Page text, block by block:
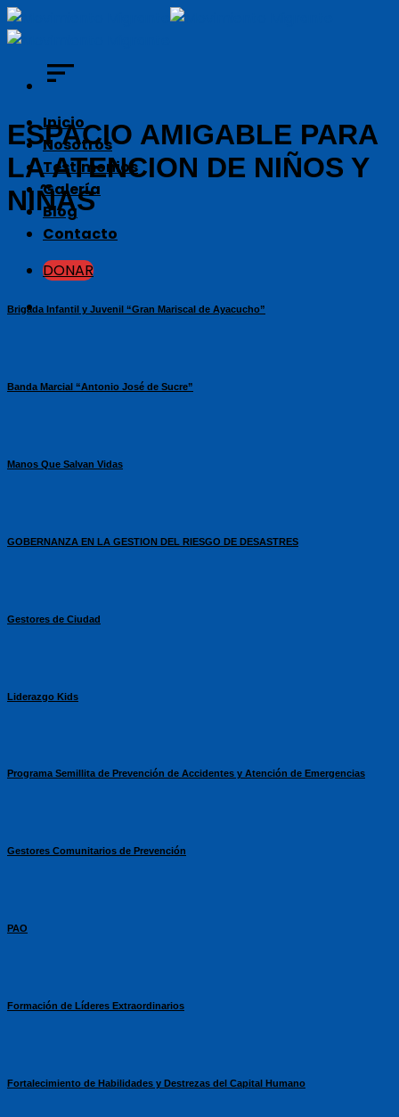
Skip
to
content
Inicio
Nosotros
Testimonios
Galería
Blog
Contacto
DONAR
ESPACIO AMIGABLE PARA
LA ATENCION DE NIÑOS Y
NIÑAS
Brigada Infantil y Juvenil “Gran Mariscal de Ayacucho”
Banda Marcial “Antonio José de Sucre”
Manos Que Salvan Vidas
GOBERNANZA EN LA GESTION DEL RIESGO DE DESASTRES
Gestores de Ciudad
Liderazgo Kids
Programa Semillita de Prevención de Accidentes y Atención de Emergencias
Gestores Comunitarios de Prevención
PAO
Formación de Líderes Extraordinarios
Fortalecimiento de Habilidades y Destrezas del Capital Humano